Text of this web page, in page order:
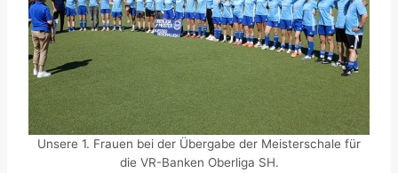
Unsere 1. Frauen bei der Übergabe der Meisterschale für
die VR-Banken Oberliga SH.